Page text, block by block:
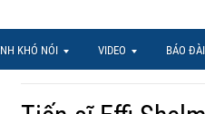
KHÓ NÓI VIDEO BÁO ĐÀI